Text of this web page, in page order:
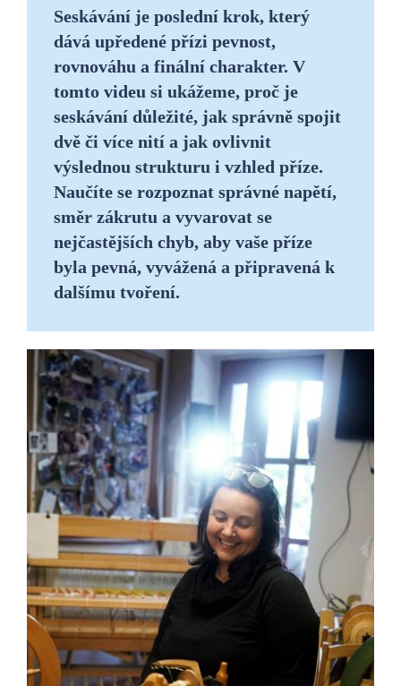
Seskávání je poslední krok, který
dává upředené přízi pevnost,
rovnováhu a finální charakter. V
tomto videu si ukážeme, proč je
seskávání důležité, jak správně spojit
dvě či více nití a jak ovlivnit
výslednou strukturu i vzhled příze.
Naučíte se rozpoznat správné napětí,
směr zákrutu a vyvarovat se
nejčastějších chyb, aby vaše příze
byla pevná, vyvážená a připravená k
dalšímu tvoření.